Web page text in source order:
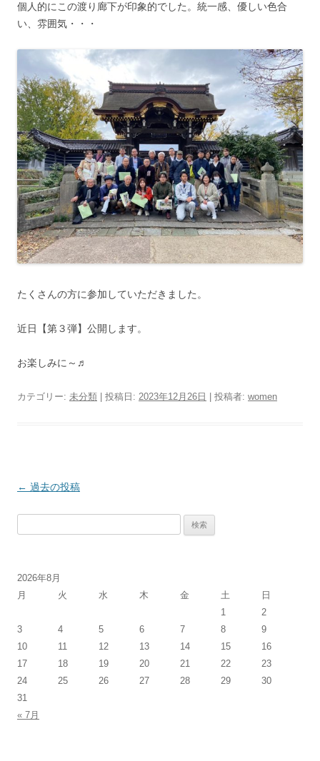
個人的にこの渡り廊下が印象的でした。統一感、優しい色合
い、雰囲気・・・
たくさんの方に参加していただきました。
近日【第３弾】公開します。
お楽しみに～♬
カテゴリー: 未分類 | 投稿日: 2023年12月26日 投稿者: women
投
ョ
ン
← 過去の投稿
2026年8月
月
火 水 木 金 土
日
1
2
3
4 5 6 7 8
9
10
11 12 13 14 15
16
17
18 19 20 21 22
23
24
25 26 27 28 29
30
31
« 7月